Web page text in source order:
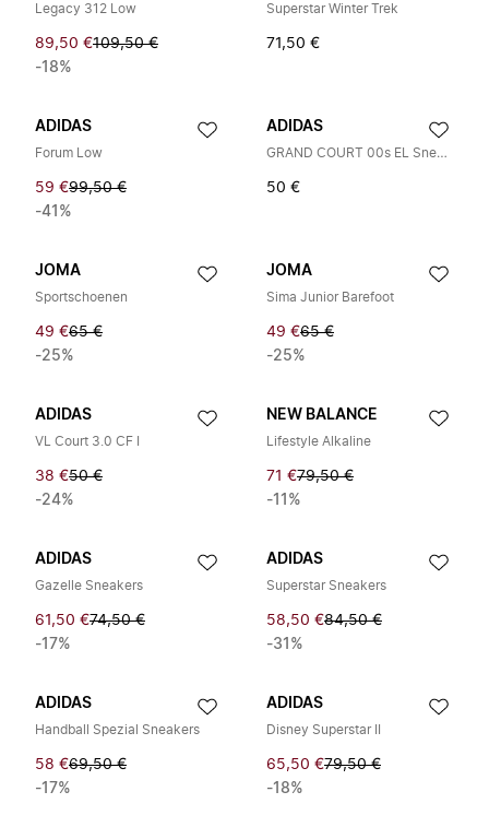
Legacy 312 Low
89,50 €109,50 €
-18%
Superstar Winter Trek
71,50 €
ADIDAS
Forum Low
59 €99,50 €
-41%
ADIDAS
GRAND COURT 00s EL Sneakers Laag
50 €
JOMA
Sportschoenen
49 €65 €
-25%
JOMA
Sima Junior Barefoot
49 €65 €
-25%
ADIDAS
VL Court 3.0 CF I
38 €50 €
-24%
NEW BALANCE
Lifestyle Alkaline
71 €79,50 €
-11%
ADIDAS
Gazelle Sneakers
61,50 €74,50 €
-17%
ADIDAS
Superstar Sneakers
58,50 €84,50 €
-31%
ADIDAS
Handball Spezial Sneakers
58 €69,50 €
-17%
ADIDAS
Disney Superstar II
65,50 €79,50 €
-18%